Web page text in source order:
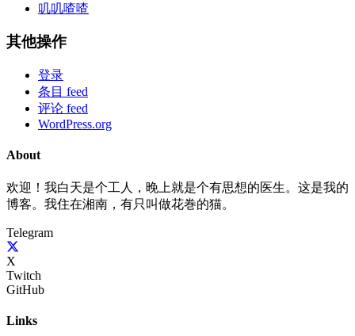
叽叽喳喳
其他操作
登录
条目 feed
评论 feed
WordPress.org
About
欢迎！我白天是个工人，晚上就是个有思想的医生。这是我的
博客。我住在湘南，有只叫做花巻的猫。
Telegram
X
Twitch
GitHub
Links